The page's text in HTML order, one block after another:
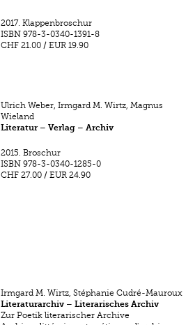
2017. Klappenbroschur
ISBN 978-3-0340-1391-8
CHF 21.00 /EUR 19.90
Ulrich Weber, Irmgard M. Wirtz, Magnus
Wieland
Literatur – Verlag – Archiv
2015. Broschur
ISBN 978-3-0340-1285-0
CHF 27.00 /EUR 24.90
Irmgard M. Wirtz, Stéphanie Cudré-Mauroux
Literaturarchiv – Literarisches Archiv
Zur Poetik literarischer Archive